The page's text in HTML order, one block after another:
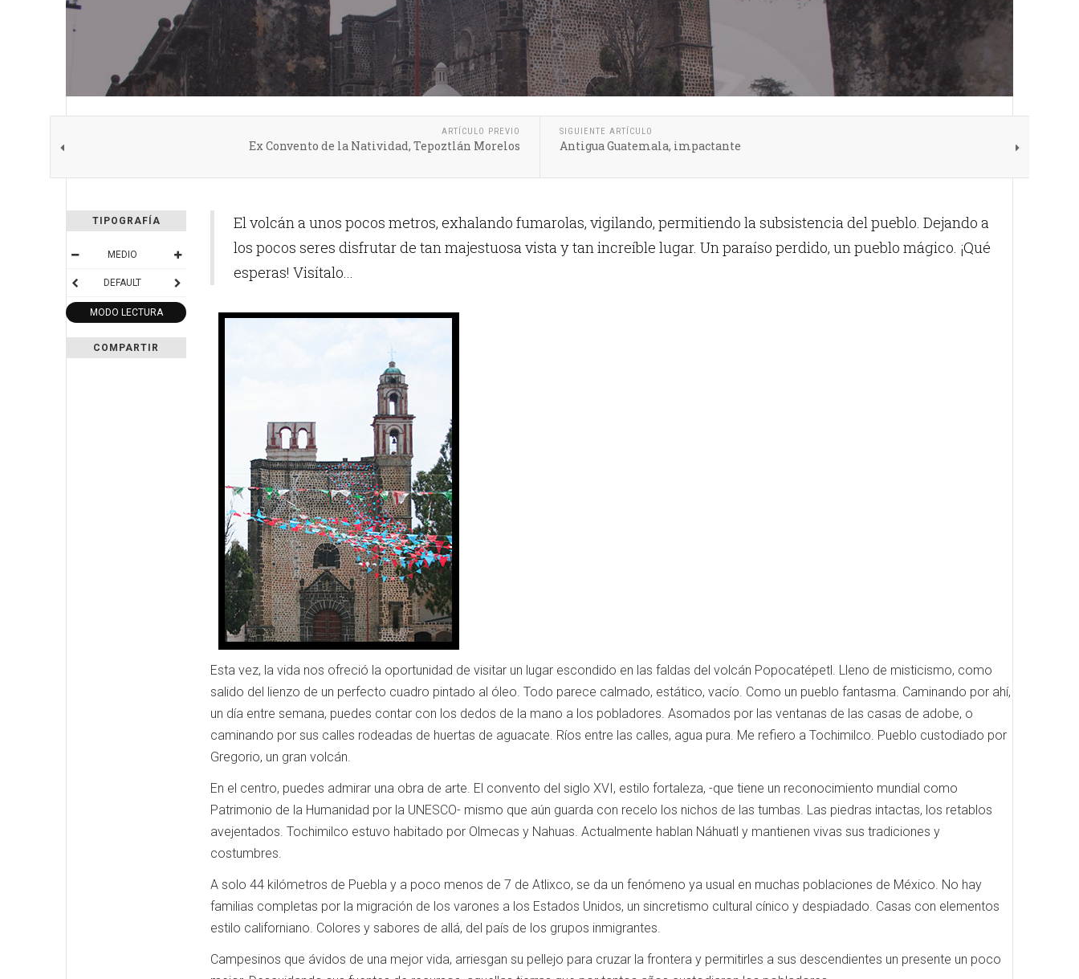
ARTÍCULO PREVIO
Ex Convento de la Natividad, Tepoztlán Morelos
SIGUIENTE ARTÍCULO
Antigua Guatemala, impactante
TIPOGRAFÍA
MEDIO
DEFAULT
MODO LECTURA
COMPARTIR
El volcán a unos pocos metros, exhalando fumarolas, vigilando, permitiendo la subsistencia del pueblo. Dejando a
los pocos seres disfrutar de tan majestuosa vista y tan increíble lugar. Un paraíso perdido, un pueblo mágico. ¡Qué
esperas! Visítalo...
Esta vez, la vida nos ofreció la oportunidad de visitar un lugar escondido en las faldas del volcán Popocatépetl. Lleno de misticismo, como
salido del lienzo de un perfecto cuadro pintado al óleo. Todo parece calmado, estático, vacío. Como un pueblo fantasma. Caminando por ahí,
un día entre semana, puedes contar con los dedos de la mano a los pobladores. Asomados por las ventanas de las casas de adobe, o
caminando por sus calles rodeadas de huertas de aguacate. Ríos entre las calles, agua pura. Me refiero a Tochimilco. Pueblo custodiado por
Gregorio, un gran volcán.
En el centro, puedes admirar una obra de arte. El convento del siglo XVI, estilo fortaleza, -que tiene un reconocimiento mundial como
Patrimonio de la Humanidad por la UNESCO- mismo que aún guarda con recelo los nichos de las tumbas. Las piedras intactas, los retablos
avejentados. Tochimilco estuvo habitado por Olmecas y Nahuas. Actualmente hablan Náhuatl y mantienen vivas sus tradiciones y
costumbres.
A solo 44 kilómetros de Puebla y a poco menos de 7 de Atlixco, se da un fenómeno ya usual en muchas poblaciones de México. No hay
familias completas por la migración de los varones a los Estados Unidos, un sincretismo cultural cínico y despiadado. Casas con elementos
estilo californiano. Colores y sabores de allá, del país de los grupos inmigrantes.
Campesinos que ávidos de una mejor vida, arriesgan su pellejo para cruzar la frontera y permitirles a sus descendientes un presente un poco